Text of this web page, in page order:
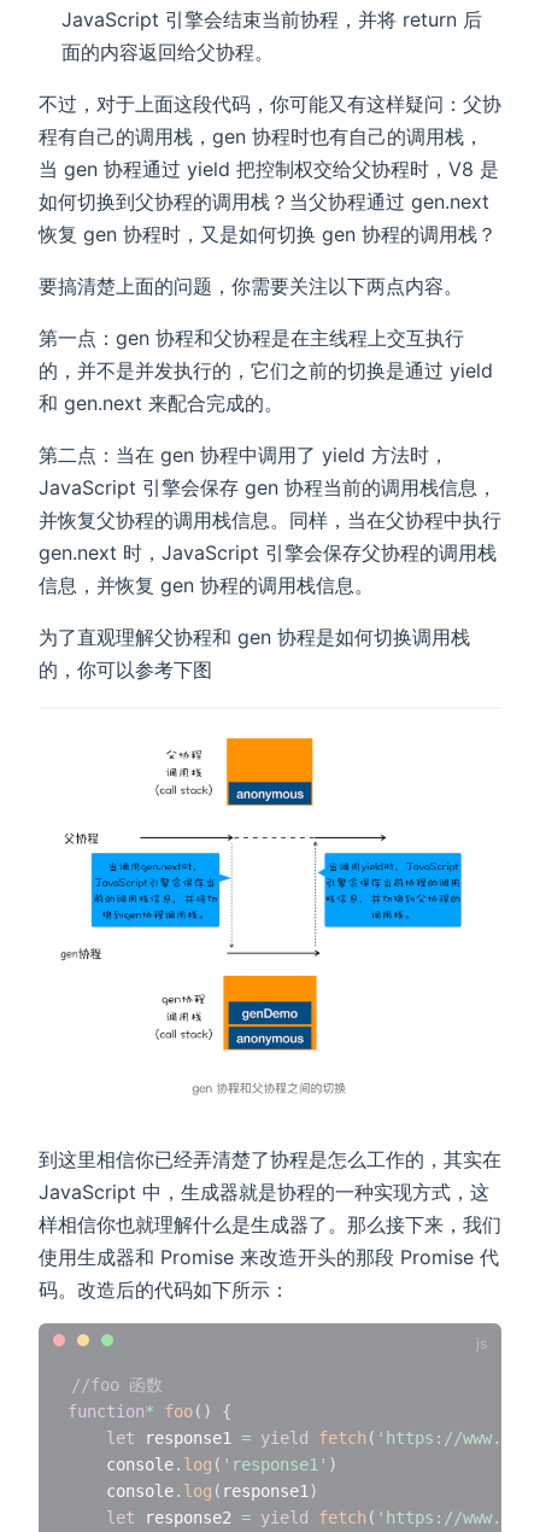
JavaScript 引擎会结束当前协程，并将 return 后
面的内容返回给父协程。
不过，对于上面这段代码，你可能又有这样疑问：父协
程有自己的调用栈，gen 协程时也有自己的调用栈，
当 gen 协程通过 yield 把控制权交给父协程时，V8 是
如何切换到父协程的调用栈？当父协程通过 gen.next
恢复 gen 协程时，又是如何切换 gen 协程的调用栈？
要搞清楚上面的问题，你需要关注以下两点内容。
第一点：gen 协程和父协程是在主线程上交互执行
的，并不是并发执行的，它们之前的切换是通过 yield
和 gen.next 来配合完成的。
第二点：当在 gen 协程中调用了 yield 方法时，
JavaScript 引擎会保存 gen 协程当前的调用栈信息，
并恢复父协程的调用栈信息。同样，当在父协程中执行
gen.next 时，JavaScript 引擎会保存父协程的调用栈
信息，并恢复 gen 协程的调用栈信息。
为了直观理解父协程和 gen 协程是如何切换调用栈
的，你可以参考下图
到这里相信你已经弄清楚了协程是怎么工作的，其实在
JavaScript 中，生成器就是协程的一种实现方式，这
样相信你也就理解什么是生成器了。那么接下来，我们
使用生成器和 Promise 来改造开头的那段 Promise 代
码。改造后的代码如下所示：
//foo 函数
function* foo( )
{
let response1 = yield fetch ( 'https://
    console
. log ( 'response1' )
    console
. log ( response1 )
let response2 = yield fetch ( 'https://